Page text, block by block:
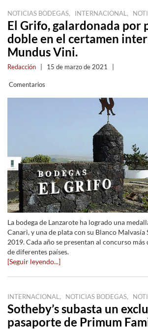
NOTICIAS BODEGAS, INTERNACIONAL ,
El Grifo, galardonada por
doble en el certamen
Mundus Vini.
Redacción 15 de marzo de 2021
Comentarios
La bodega de Lanzarote ha logrado una
Canari, y una de plata con su Blanco Malvasía
2019. Cada año se presentan al concurso
de diferentes países.
[Seguir leyendo...]
INTERNACIONAL, NOTICIAS BODEGAS,
Sotheby’s subasta un
pasaporte de Primum